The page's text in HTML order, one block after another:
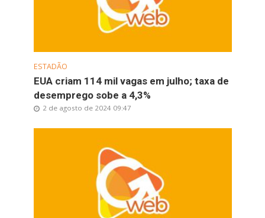
ESTADÃO
EUA criam 114 mil vagas em julho; taxa de
desemprego sobe a 4,3%
2 de agosto de 2024 09:47